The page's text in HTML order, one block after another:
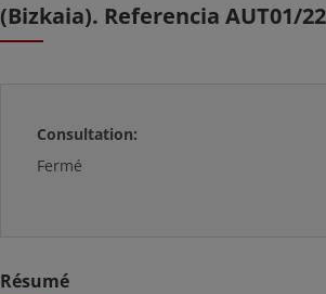
(Bizkaia). Referencia AUT01/
Consultation:
Fermé
Résumé